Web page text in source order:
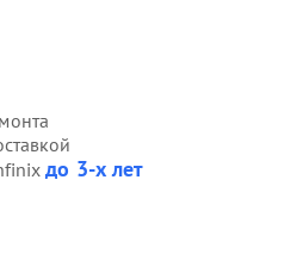
до 3-х лет